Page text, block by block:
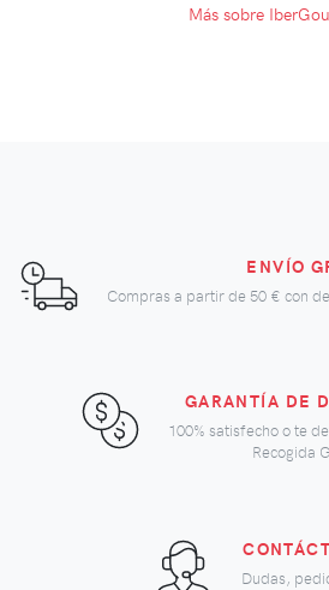
Más sobre
ENVÍO
Compras a partir de 50 € con
GARANTÍA DE
100% satisfecho o te
Recogida
Dudas,